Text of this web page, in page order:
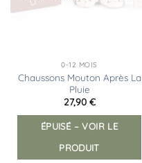
0-12 MOIS
Chaussons Mouton Après La
Pluie
27,90 €
ÉPUISÉ – VOIR LE
PRODUIT